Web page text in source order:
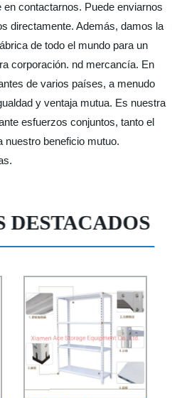
contactarnos. Puede enviarnos
directamente. Además, damos la
de todo el mundo para un
corporación. nd mercancía. En
de varios países, a menudo
y ventaja mutua. Es nuestra
esfuerzos conjuntos, tanto el
beneficio mutuo.
DESTACADOS